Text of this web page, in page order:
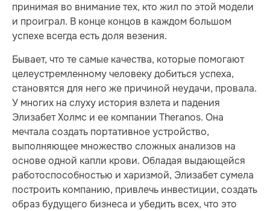
принимая во внимание тех, кто жил по этой модели
и проиграл. В конце концов в каждом большом
успехе всегда есть доля везения.
Бывает, что те самые качества, которые помогают
целеустремленному человеку добиться успеха,
становятся для него же причиной неудачи, провала.
У многих на слуху история взлета и падения
Элизабет Холмс и ее компании Theranos. Она
мечтала создать портативное устройство,
выполняющее множество сложных анализов на
основе одной капли крови. Обладая выдающейся
работоспособностью и харизмой, Элизабет сумела
построить компанию, привлечь инвестиции, создать
образ будущего бизнеса и убедить всех, что это